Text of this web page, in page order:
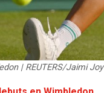
| REUTERS/Jaimi Joy